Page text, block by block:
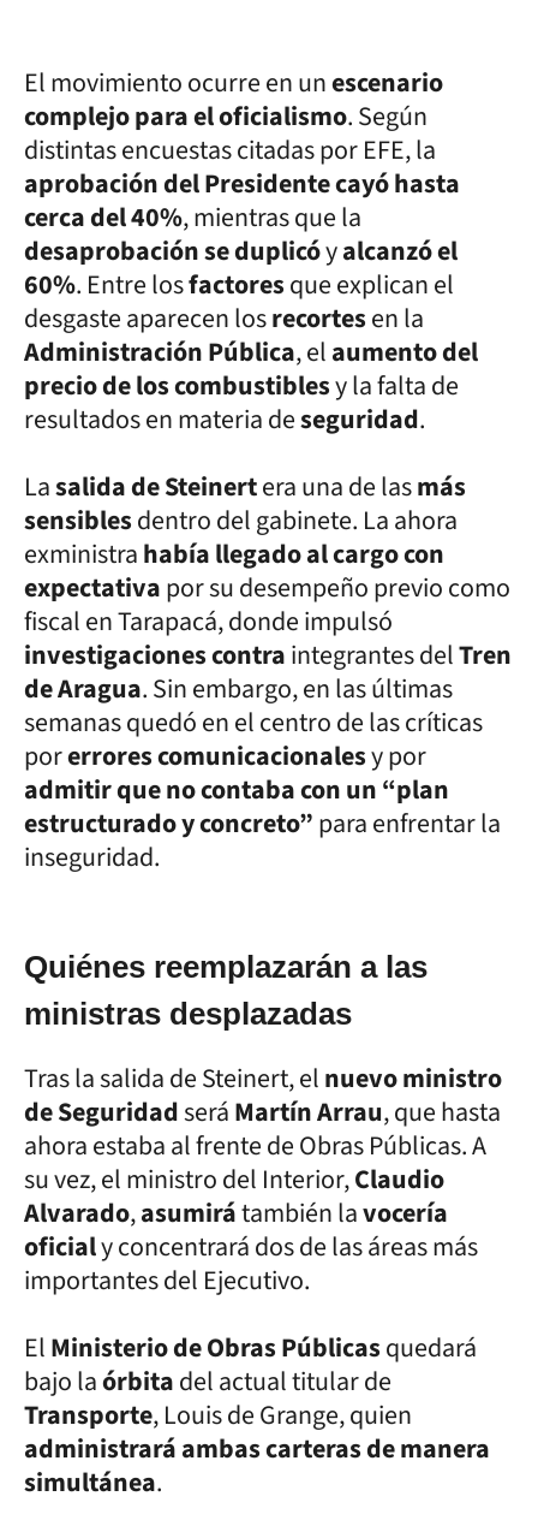
El movimiento ocurre en unescenario
complejo para el oficialismo. Según
distintas encuestas citadas por EFE, la
aprobación del Presidente cayó hasta
cerca del 40%, mientras que la
desaprobación se duplicóyalcanzó el
60%. Entre losfactoresque explican el
desgaste aparecen losrecortesen la
Administración Pública, elaumento del
precio de los combustiblesy la falta de
resultados en materia deseguridad.
Lasalida de Steinertera una de lasmás
sensiblesdentro del gabinete. La ahora
exministrahabía llegado al cargo con
expectativapor su desempeño previo como
fiscal en Tarapacá, donde impulsó
investigaciones contraintegrantes delTren
de Aragua. Sin embargo, en las últimas
semanas quedó en el centro de las críticas
porerrores comunicacionalesy por
admitir que no contaba con un “plan
estructurado y concreto”para enfrentar la
inseguridad.
Quiénes reemplazarán a las
ministras desplazadas
Tras la salida de Steinert, elnuevo ministro
de SeguridadseráMartín Arrau, que hasta
ahora estaba al frente de Obras Públicas. A
su vez, el ministro del Interior,Claudio
Alvarado,asumirátambién lavocería
oficialy concentrará dos de las áreas más
importantes del Ejecutivo.
ElMinisterio de Obras Públicasquedará
bajo laórbitadel actual titular de
Transporte, Louis de Grange, quien
administrará ambas carteras de manera
simultánea.